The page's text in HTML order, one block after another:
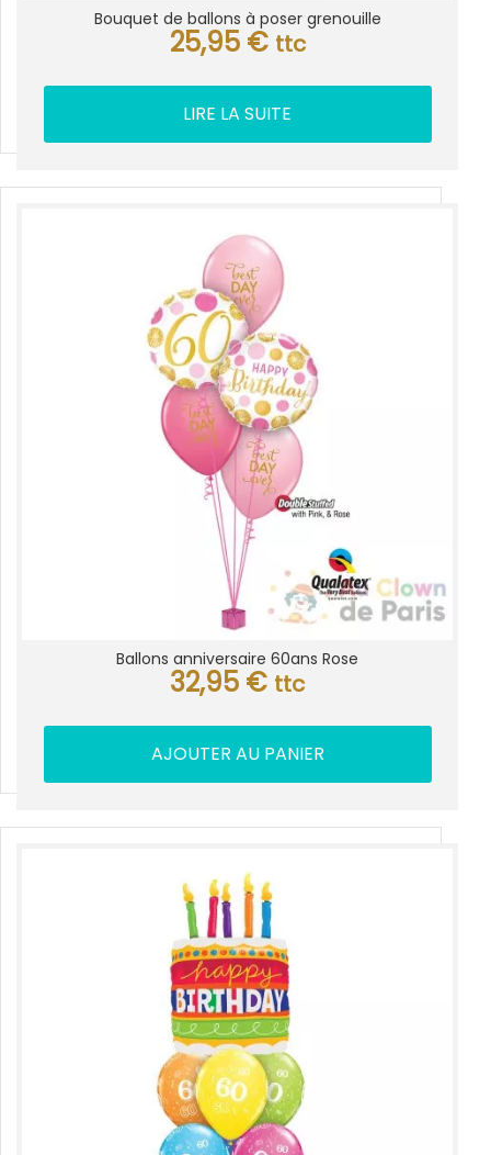
Bouquet de ballons à poser grenouille
25,95 € ttc
LIRE LA SUITE
Ballons anniversaire 60ans Rose
32,95 € ttc
AJOUTER AU PANIER